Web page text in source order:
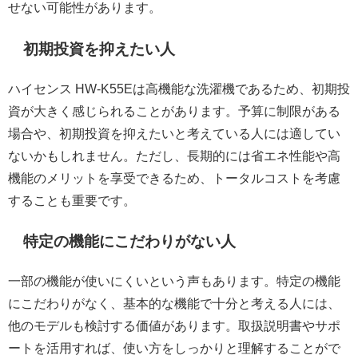
せない可能性があります。
初期投資を抑えたい人
ハイセンス HW-K55Eは高機能な洗濯機であるため、初期投
資が大きく感じられることがあります。予算に制限がある
場合や、初期投資を抑えたいと考えている人には適してい
ないかもしれません。ただし、長期的には省エネ性能や高
機能のメリットを享受できるため、トータルコストを考慮
することも重要です。
特定の機能にこだわりがない人
一部の機能が使いにくいという声もあります。特定の機能
にこだわりがなく、基本的な機能で十分と考える人には、
他のモデルも検討する価値があります。取扱説明書やサポ
ートを活用すれば、使い方をしっかりと理解することがで